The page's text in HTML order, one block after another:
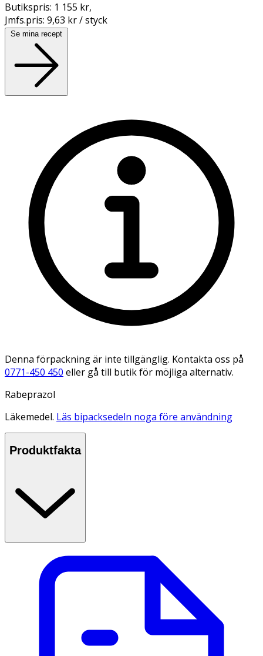
Butikspris: 1 155 kr,
Jmfs.pris: 9,63 kr / styck
Se mina recept
Denna förpackning är inte tillgänglig. Kontakta oss på
0771-450 450 eller gå till butik för möjliga alternativ.
Rabeprazol
Läkemedel. Läs bipacksedeln noga före användning
Produktfakta